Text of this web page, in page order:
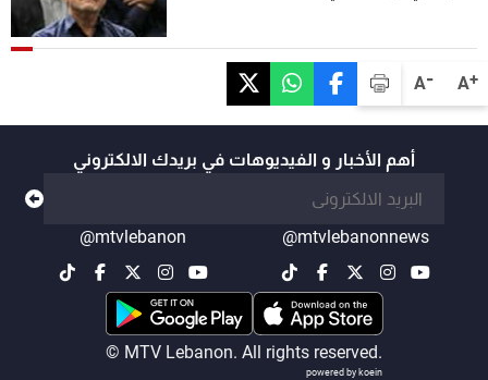
A+
A-
أهم الأخبار و الفيديوهات في بريدك الالكتروني
@mtvlebanonnews
@mtvlebanon
© MTV Lebanon. All rights reserved.
powered by koein